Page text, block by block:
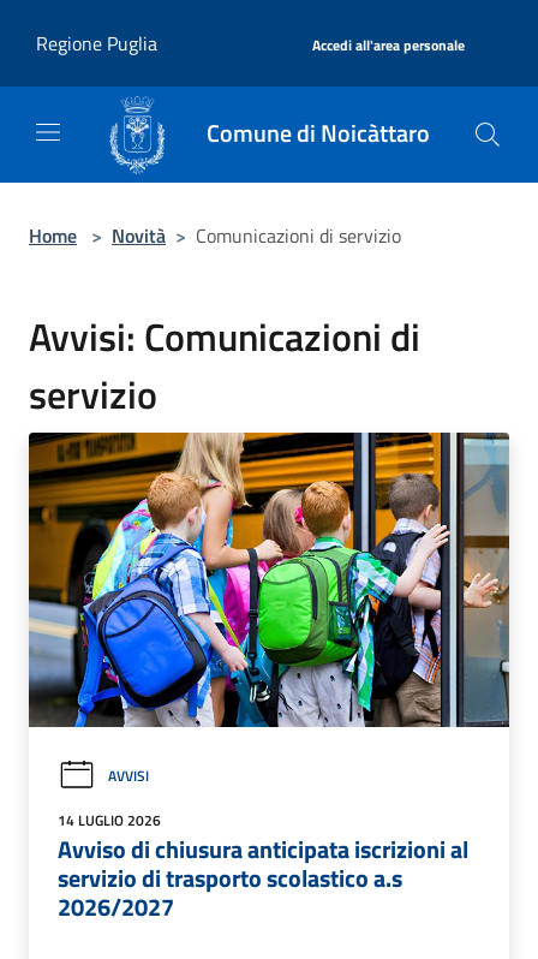
Regione Puglia
Accedi all'area personale
Comune di Noicàttaro
Home > Novità > Comunicazioni di servizio
Avvisi: Comunicazioni di
servizio
AVVISI
14 LUGLIO 2026
Avviso di chiusura anticipata iscrizioni al
servizio di trasporto scolastico a.s
2026/2027